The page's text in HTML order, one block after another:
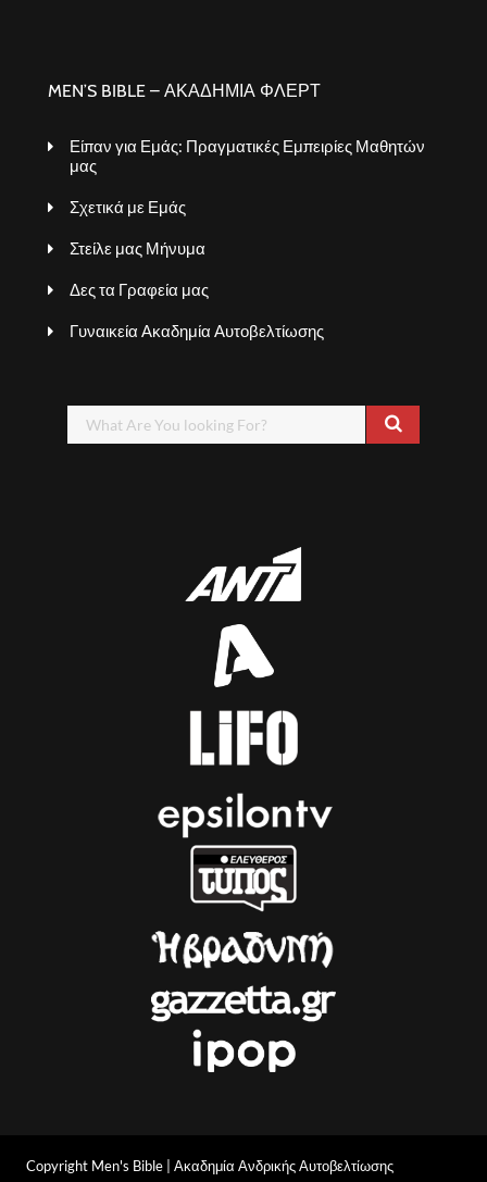
MEN’S BIBLE – ΑΚΑΔΗΜΙΑ ΦΛΕΡΤ
Είπαν για Εμάς: Πραγματικές Εμπειρίες Μαθητών
μας
Σχετικά με Εμάς
Στείλε μας Μήνυμα
Δες τα Γραφεία μας
Γυναικεία Ακαδημία Αυτοβελτίωσης
Copyright Men's Bible | Ακαδημία Ανδρικής Αυτοβελτίωσης